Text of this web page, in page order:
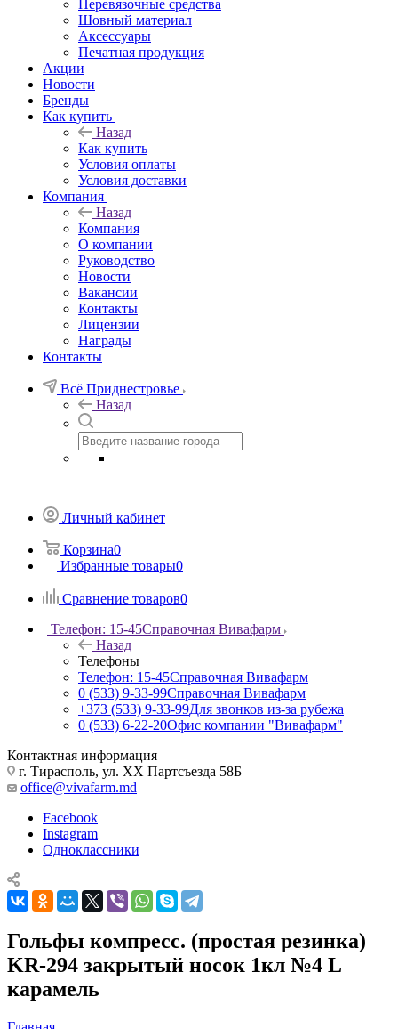
Перевязочные средства
Шовный материал
Аксессуары
Печатная продукция
Акции
Новости
Бренды
Как купить
Назад
Как купить
Условия оплаты
Условия доставки
Компания
Назад
Компания
О компании
Руководство
Новости
Вакансии
Контакты
Лицензии
Награды
Контакты
Всё Приднестровье
Назад
Личный кабинет
Корзина0
Избранные товары0
Сравнение товаров0
Телефон: 15-45Справочная Вивафарм
Назад
Телефоны
Телефон: 15-45Справочная Вивафарм
0 (533) 9-33-99Справочная Вивафарм
+373 (533) 9-33-99Для звонков из-за рубежа
0 (533) 6-22-20Офис компании "Вивафарм"
Контактная информация
г. Тирасполь, ул. ХХ Партсъезда 58Б
office@vivafarm.md
Facebook
Instagram
Одноклассники
Гольфы компресс. (простая резинка)
KR-294 закрытый носок 1кл №4 L
карамель